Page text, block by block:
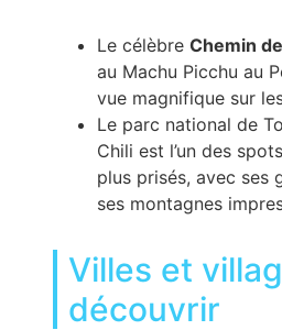
Le célèbre Chemin
au Machu Picchu au
vue magnifique sur
Le parc national de
Chili est l’un des
plus prisés, avec ses
ses montagnes
Villes et
découvrir